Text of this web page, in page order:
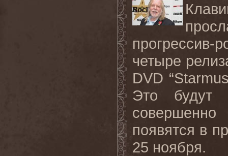
четыре
DVD “
Это будут
появятся в
25 ноября.